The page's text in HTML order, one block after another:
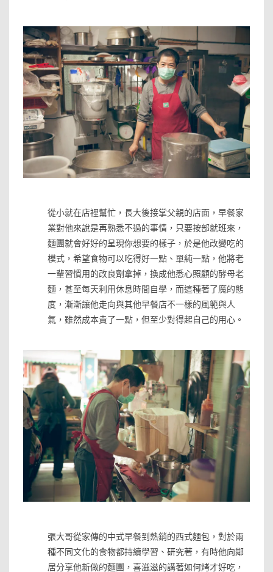
從小就在店裡幫忙，長大後接掌父親的店面，早餐家
業對他來說是再熟悉不過的事情，只要按部就班來，
麵團就會好好的呈現你想要的樣子，於是他改變吃的
模式，希望食物可以吃得好一點、單純一點，他將老
一輩習慣用的改良劑拿掉，換成他悉心照顧的酵母老
麵，甚至每天利用休息時間自學，而這種著了魔的態
度，漸漸讓他走向與其他早餐店不一樣的風範與人
氣，雖然成本貴了一點，但至少對得起自己的用心。
張大哥從家傳的中式早餐到熱銷的西式麵包，對於兩
種不同文化的食物都持續學習、研究著，有時他向鄰
居分享他新做的麵團，喜滋滋的講著如何烤才好吃，